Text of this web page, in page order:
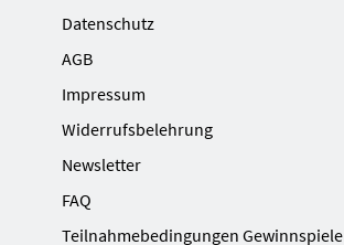
Datenschutz
AGB
Impressum
Widerrufsbelehrung
Newsletter
FAQ
Teilnahmebedingungen Gewinnspiele